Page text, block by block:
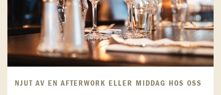
NJUT AV EN AFTERWORK ELLER MIDDAG HOS OSS